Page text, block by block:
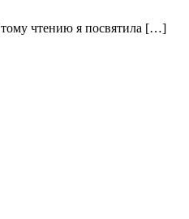
чтению я посвятила […]